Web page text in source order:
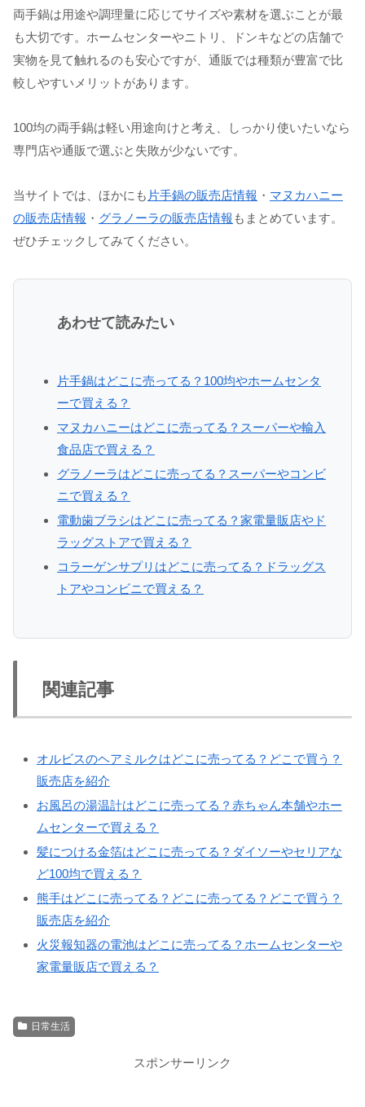
両手鍋は用途や調理量に応じてサイズや素材を選ぶことが最
も大切です。ホームセンターやニトリ、ドンキなどの店舗で
実物を見て触れるのも安心ですが、通販では種類が豊富で比
較しやすいメリットがあります。
100均の両手鍋は軽い用途向けと考え、しっかり使いたいなら
専門店や通販で選ぶと失敗が少ないです。
当サイトでは、ほかにも 片手鍋の販売店情報 ・ マヌカハニー
の販売店情報 ・ グラノーラの販売店情報 もまとめています。
ぜひチェックしてみてください。
あわせて読みたい
片手鍋はどこに売ってる？100均やホームセンタ
ーで買える？
マヌカハニーはどこに売ってる？スーパーや輸入
食品店で買える？
グラノーラはどこに売ってる？スーパーやコンビ
ニで買える？
電動歯ブラシはどこに売ってる？家電量販店やド
ラッグストアで買える？
コラーゲンサプリはどこに売ってる？ドラッグス
トアやコンビニで買える？
関連記事
オルビスのヘアミルクはどこに売ってる？どこで買う？
販売店を紹介
お風呂の湯温計はどこに売ってる？赤ちゃん本舗やホー
ムセンターで買える？
髪につける金箔はどこに売ってる？ダイソーやセリアな
ど100均で買える？
熊手はどこに売ってる？どこに売ってる？どこで買う？
販売店を紹介
火災報知器の電池はどこに売ってる？ホームセンターや
家電量販店で買える？
日常生活
スポンサーリンク